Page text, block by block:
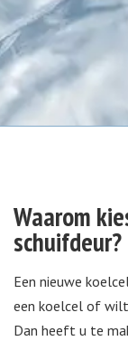
Waarom
schuifdeur?
Een nieuwe
een koelcel of
Dan heeft u te